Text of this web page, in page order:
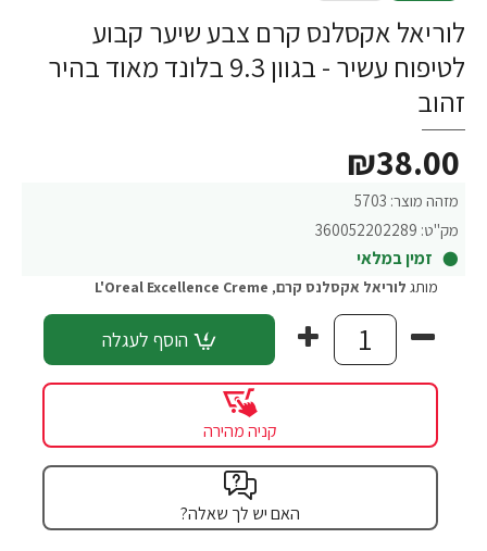
לוריאל אקסלנס קרם צבע שיער קבוע
לטיפוח עשיר - בגוון 9.3 בלונד מאוד בהיר
זהוב
מזהה מוצר: 5703
מק"ט: 360052202289
זמין במלאי
₪38.00
מותג לוריאל אקסלנס קרם,
L'Oreal Excellence Creme
הוסף לעגלה
קניה מהירה
האם יש לך שאלה?